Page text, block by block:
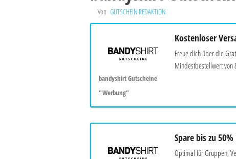
Von GUTSCHEIN REDAKTION
bandyshirt Gutscheine
"Werbung"
Kostenloser
Freue dich über die
Mindestbestellwert von
Spare bis zu
Optimal für Gruppen,